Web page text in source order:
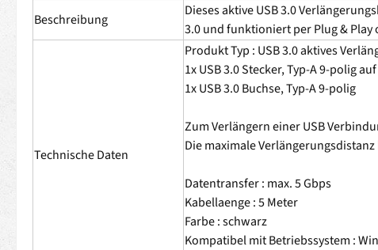
Beschreibung
Dieses aktive USB 3.0
3.0 und funktioniert per Plug &
Technische Daten
Produkt Typ : USB 3.0 aktives
1x USB 3.0 Stecker, Typ-A 9-polig auf
1x USB 3.0 Buchse, Typ-A 9-polig
Zum Verlängern einer USB
Die maximale
Datentransfer : max. 5 Gbps
Kabellaenge : 5 Meter
Farbe : schwarz
Kompatibel mit Betriebssystem :